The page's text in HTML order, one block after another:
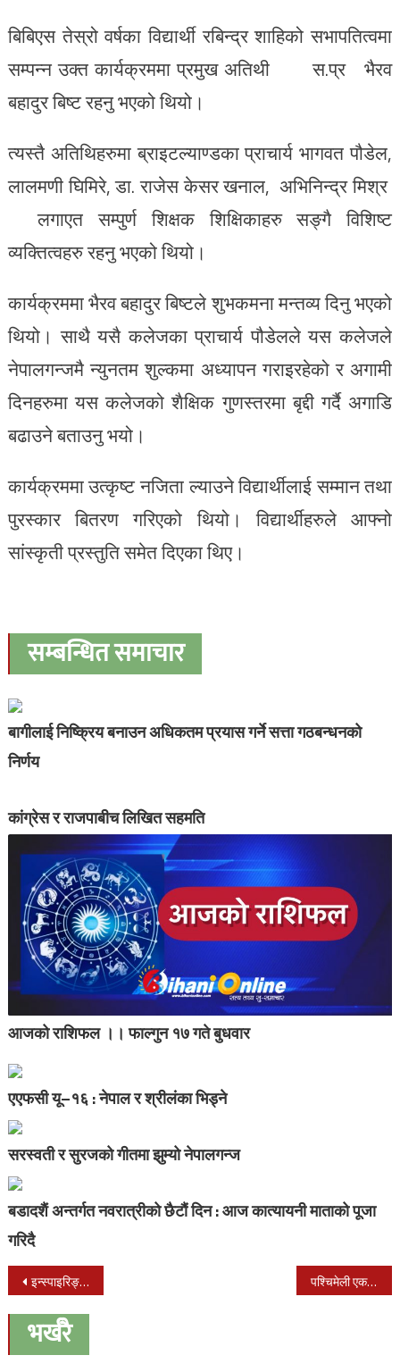
बिबिएस तेस्रो वर्षका विद्यार्थी रबिन्द्र शाहिको सभापतित्वमा
सम्पन्न उक्त कार्यक्रममा प्रमुख अतिथी स.प्र भैरव
बहादुर बिष्ट रहनु भएको थियो।
त्यस्तै अतिथिहरुमा ब्राइटल्याण्डका प्राचार्य भागवत पौडेल,
लालमणी घिमिरे, डा. राजेस केसर खनाल, अभिनिन्द्र मिश्र
लगाएत सम्पुर्ण शिक्षक शिक्षिकाहरु सङ्गै विशिष्ट
व्यक्तित्वहरु रहनु भएको थियो।
कार्यक्रममा भैरव बहादुर बिष्टले शुभकमना मन्तव्य दिनु भएको
थियो। साथै यसै कलेजका प्राचार्य पौडेलले यस कलेजले
नेपालगन्जमै न्युनतम शुल्कमा अध्यापन गराइरहेको र अगामी
दिनहरुमा यस कलेजको शैक्षिक गुणस्तरमा बृद्दी गर्दै अगाडि
बढाउने बताउनु भयो।
कार्यक्रममा उत्कृष्ट नजिता ल्याउने विद्यार्थीलाई सम्मान तथा
पुरस्कार बितरण गरिएको थियो। विद्यार्थीहरुले आफ्नो
सांस्कृती प्रस्तुति समेत दिएका थिए।
सम्बन्धित समाचार
बागीलाई निष्क्रिय बनाउन अधिकतम प्रयास गर्ने सत्ता गठबन्धनको
निर्णय
कांग्रेस र राजपाबीच लिखित सहमति
आजको राशिफल ।। फाल्गुन १७ गते बुधवार
एएफसी यू–१६ : नेपाल र श्रीलंका भिड्ने
सरस्वती र सुरजको गीतमा झुम्यो नेपालगन्ज
बडादशैं अन्तर्गत नवरात्रीको छैटौं दिन : आज कात्यायनी माताको पूजा
गरिदै
Post
navigation
इन्स्पाइरिङ्ग युथमा सडक बालबालिकाको विषयमा बहस पश्चिमेली एकता समाज सञ्जाल गठन
भर्खरै